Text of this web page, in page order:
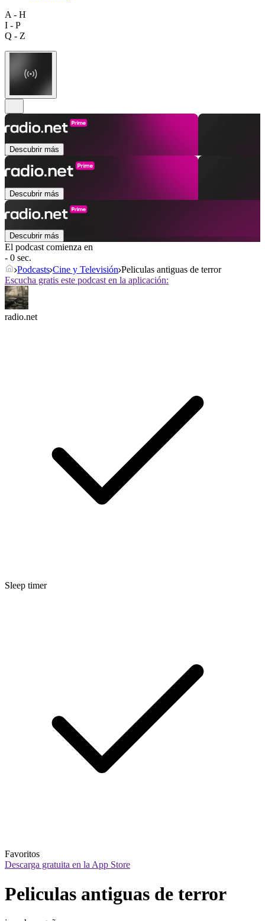
A - H
I - P
Q - Z
Descubrir más
Descubrir más
Descubrir más
El podcast comienza en
- 0 sec.
Podcasts Cine y Televisión Peliculas antiguas de terror
Escucha gratis este podcast en la aplicación:
radio.net
Sleep timer
Favoritos
Descarga gratuita en la App Store
Peliculas antiguas de terror